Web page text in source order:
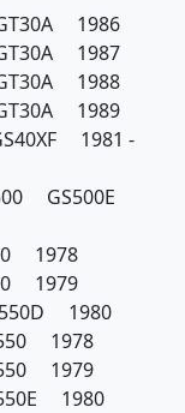
1986
1987
1988
1989
1981 -
GS500E
1978
1979
1980
1978
1979
1980